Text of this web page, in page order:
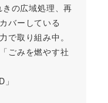
の広域処理、再
バーしている
で取り組み中。
ごみを燃やす社